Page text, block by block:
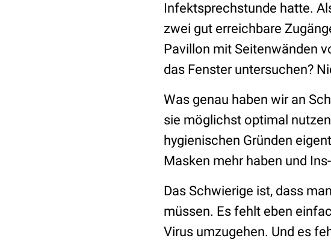
Infektsprechstunde hatte.
zwei gut erreichbare
Pavillon mit Seitenwänden
das Fenster untersuchen?
Was genau haben wir an
sie möglichst optimal
hygienischen Gründen
Masken mehr haben und
Das Schwierige ist, dass
müssen. Es fehlt eben
Virus umzugehen. Und es